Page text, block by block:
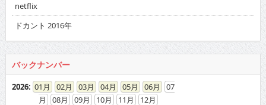
netflix
ドカント 2016年
バックナンバー
2026: 01 02 03 04 05 06
07
08
09 10 11 12